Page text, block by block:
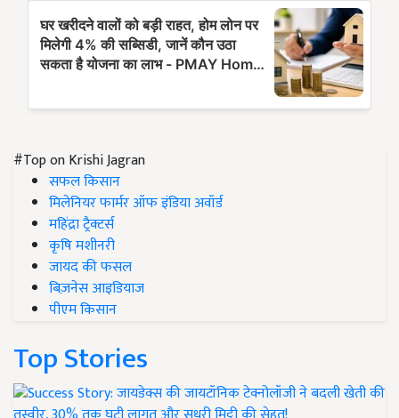
#Top on Krishi Jagran
सफल किसान
मिलेनियर फार्मर ऑफ इंडिया अवॉर्ड
महिंद्रा ट्रैक्टर्स
कृषि मशीनरी
जायद की फसल
बिज़नेस आइडियाज
पीएम किसान
Top Stories